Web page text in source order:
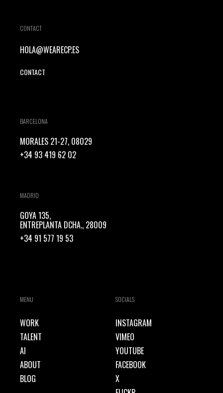
CONTACT
HOLA@WEARECP.ES
CONTACT
BARCELONA
MORALES 21-27, 08029
+34 93 419 62 02
MADRID
GOYA 135,
ENTREPLANTA DCHA., 28009
+34 91 577 19 53
MENU
WORK
TALENT
AI
ABOUT
BLOG
SOCIALS
INSTAGRAM
VIMEO
YOUTUBE
FACEBOOK
X